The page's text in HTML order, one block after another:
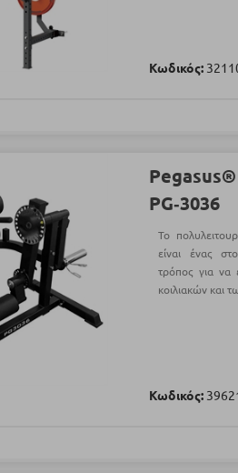
Κωδικός:
PG‑3036
Το
είναι ένας
τρόπος για
κοιλιακών και
Κωδικός: